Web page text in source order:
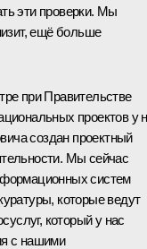
эти проверки. Мы
ещё больше
при Правительстве
проектов у
создан проектный
Мы сейчас
систем
которые ведут
который у нас
с нашими